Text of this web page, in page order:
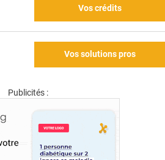
Vos crédits
Vos solutions pros
Publicités :